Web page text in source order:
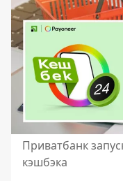
Приватбанк
кэшбэка